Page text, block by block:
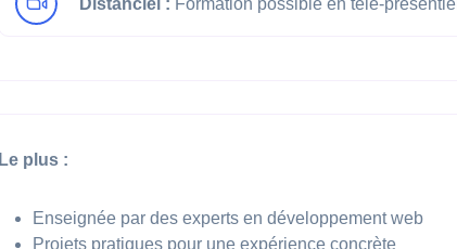
Le plus :
Enseignée par des experts en développement web
Projets pratiques pour une expérience concrète